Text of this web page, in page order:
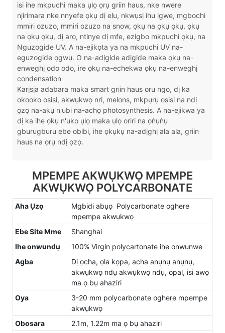
isi ihe mkpuchi maka ụlọ ọrụ griin haus, nke nwere
njirimara nke nnyefe ọkụ dị elu, nkwụsị ihu igwe, mgbochi
mmiri ozuzo, mmiri ozuzo na snow, ọkụ na ọkụ ọkụ, ọkụ
na ọkụ ọkụ, dị arọ, ntinye dị mfe, ezigbo mkpuchi ọkụ, na
Nguzogide UV. A na-ejikọta ya na mkpuchi UV na-
eguzogide ọgwụ. Ọ na-adịgide adịgide maka ọkụ na-
enweghị odo odo, ire ọkụ na-echekwa ọkụ na-enweghị
condensation
Karịsịa adabara maka smart griin haus oru ngo, dị ka
okooko osisi, akwụkwọ nri, melons, mkpụrụ osisi na ndị
ọzọ na-akụ n'ubi na-achọ photosynthesis. A na-ejikwa ya
dị ka ihe ọkụ n'uko ụlọ maka ụlọ oriri na ọṅụṅụ
gburugburu ebe obibi, ihe ọkụkụ na-adịghị ala ala, griin
haus na ọrụ ndị ọzọ.
MPEMPE AKWỤKWỌ MPEMPE
AKWỤKWỌ POLYCARBONATE
Aha Ụzọ
Mgbidi abụọ Polycarbonate oghere
mpempe akwụkwọ
Ebe Site Mme
Shanghai
Ihe onwundụ
100% Virgin polycartonate ihe onwunwe
Agba
Dị ọcha, ọla kọpa, acha anụnụ anụnụ,
akwụkwọ ndụ akwụkwọ ndụ, opal, isi awọ
ma ọ bụ ahaziri
Oya
3-20 mm polycarbonate oghere mpempe
akwụkwọ
Obosara
2.1m, 1.22m ma ọ bụ ahaziri